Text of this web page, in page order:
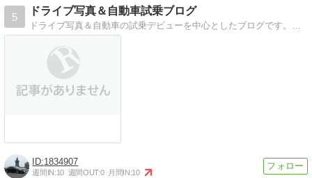
5
ドライブ写真＆自動車試乗ブログ
1834907
週間IN:10 週間OUT:0 月間IN:10